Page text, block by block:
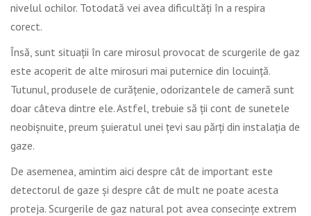
nivelul ochilor. Totodată vei avea dificultăți în a respira
corect.
Însă, sunt situații în care mirosul provocat de scurgerile de gaz
este acoperit de alte mirosuri mai puternice din locuință.
Tutunul, produsele de curățenie, odorizantele de cameră sunt
doar câteva dintre ele. Astfel, trebuie să ții cont de sunetele
neobișnuite, preum șuieratul unei țevi sau părți din instalația de
gaze.
De asemenea, amintim aici despre cât de important este
detectorul de gaze și despre cât de mult ne poate acesta
proteja. Scurgerile de gaz natural pot avea consecințe extrem